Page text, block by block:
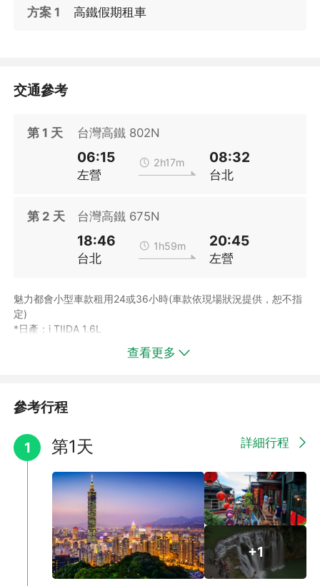
★請優先選定高鐵班次，避免影響您車票的使用權益★
提醒您：
車站、台中文心、高雄分公司易遊網門市取票！
※高鐵假期商品不可前往高鐵站售票櫃檯或高鐵售票機取票
方案 1 高鐵假期租車
交通參考
第 1 天 台灣高鐵 802N
06:15
左營
2h17m 08:32
台北
第 2 天 台灣高鐵 675N
18:46
台北
1h59m 20:45
左營
魅力都會小型車款租用24或36小時(車款依現場狀況提供，恕不指
定)
*日產：i TIIDA 1.6L
*三菱：Grand Lancer 1.8L
請於抵達車站時即前往取車。
►高鐵車票訂位時請注意乘車抵達及回程時間，限於格上租車櫃檯
營業時間內完成辦理取還車手續，如超過營業時間，請於隔日歸
還，並將於租用時數截止後起算逾時費用。(逾時收費方式請見特
別提醒說明)。
◆高鐵假期專案優惠車票使用注意事項：
1. 此專案高鐵車票為優惠票價，限當日當班使用，如有遺失恕不補
發請妥善保管(若因故錯過高鐵班次，可搭乘當日其他車次之自由
查看更多
參考行程
1 第1天 詳細行程
+1